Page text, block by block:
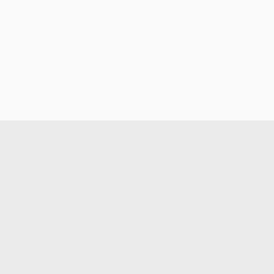
El Hajoui qui
En 2006, ils débutent
d’études en biologie,